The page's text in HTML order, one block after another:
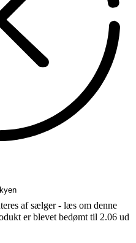
af sælger - læs om denne
er blevet bedømt til 2.06 ud